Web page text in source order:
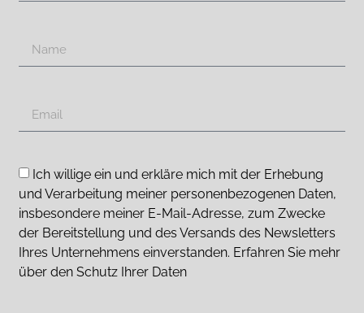
Ich willige ein und erkläre mich mit der Erhebung
und Verarbeitung meiner personenbezogenen Daten,
insbesondere meiner E-Mail-Adresse, zum Zwecke
der Bereitstellung und des Versands des Newsletters
Ihres Unternehmens einverstanden. Erfahren Sie mehr
über den Schutz Ihrer Daten